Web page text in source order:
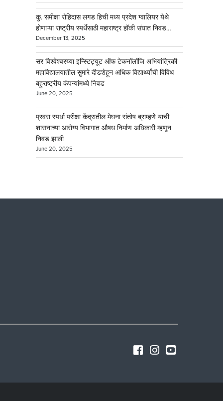
कु. समीक्षा रोहिदास लगड हिची मध्य प्रदेश ग्वालियर येथे
होणाऱ्या राष्ट्रीय स्पर्धेसाठी महाराष्ट्र हॉकी संघात निवड…
December 13, 2025
सर विश्वेश्वरय्या इन्स्टिट्यूट ऑफ टेकनॉलॉजि अभियांत्रिकी
महाविद्यालयातील सुमारे दीडशेहून अधिक विद्यार्थ्यांची विविध
बहुराष्ट्रीय कंपन्यांमध्ये निवड
June 20, 2025
प्रवरा स्पर्धा परीक्षा केंद्रातील मेघना संतोष ब्राम्हणे याची
शासनाच्या आरोग्य विभागात औषध निर्माण अधिकारी म्हणून
निवड झाली
June 20, 2025